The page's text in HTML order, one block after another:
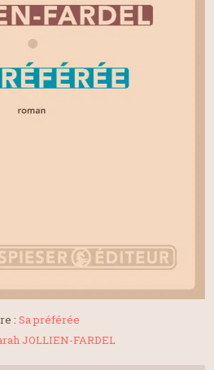
: Sa préférée
JOLLIEN-FARDEL